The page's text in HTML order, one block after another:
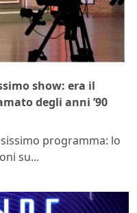
show: era il
degli anni ’90
programma: lo
su...